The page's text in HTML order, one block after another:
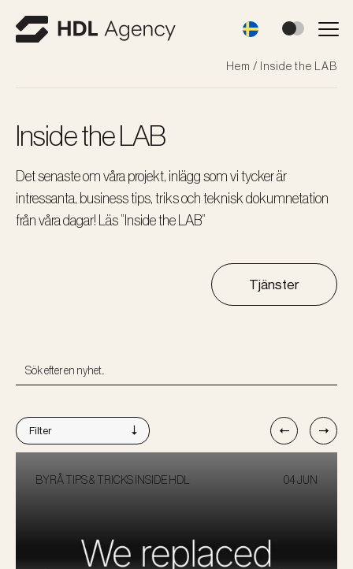
Hem / Inside the LAB
Inside the LAB
Det senaste om våra projekt, inlägg som vi tycker är
intressanta, business tips, triks och teknisk dokumnetation
från våra dagar! Läs ”Inside the LAB”
Tjänster
Filter
BYRÅ TIPS & TRICKS INSIDE HDL 04 JUN